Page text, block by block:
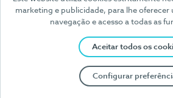
marketing e publicidade, para lhe oferecer
navegação e acesso a todas as
Aceitar todos os
Configurar